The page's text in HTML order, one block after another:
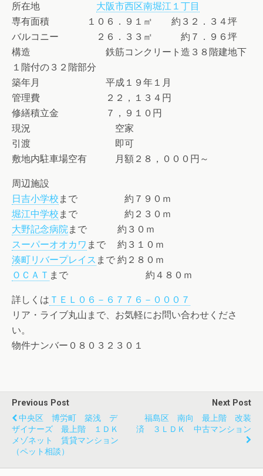
所在地 大阪市西区南堀江１丁目
専有面積 １０６．９１㎡ 約３２．３４坪
バルコニー ２６．３３㎡ 約７．９６坪
構造 鉄筋コンクリート造３８階建地下
１階付の３２階部分
築年月 平成１９年１月
管理費 ２２，１３４円
修繕積立金 ７，９１０円
現況 空家
引渡 即可
敷地内駐車場空有 月額２８，０００円～
周辺施設
日吉小学校 まで 約７９０ｍ
堀江中学校 まで 約２３０ｍ
大野記念病院まで 約３０ｍ
スーパーオオカワ まで 約３１０ｍ
湊町リバープレイス まで 約２８０ｍ
ＯＣＡＴ まで 約４８０ｍ
詳しくは ＴＥＬ０６－６７７６－０００７
リア・ライブ丸山まで、お気軽にお問い合わせくださ
い。
物件ナンバー０８０３２３０１
Previous Post
中央区 博労町 築浅 デ
ザイナーズ 最上階 １ＤＫ
メゾネット 賃貸マンション
（ペット相談）
Next Post
福島区 南向 最上階 改装
済 ３ＬＤＫ 中古マンション